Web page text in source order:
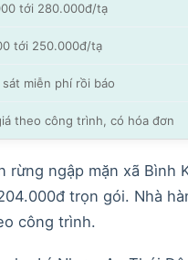
tới 280.000đ/tạ
tới 250.000đ/tạ
sát miễn phí rồi báo
theo công trình, có hóa đơn
ngập mặn xã Bình
trọn gói. Nhà
công trình.